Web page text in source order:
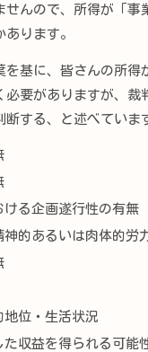
んので、所得が「事
あります。
基に、皆さんの所得
必要がありますが、
する、と述べていま
る企画遂行性の有無
的あるいは肉体的労
位・生活状況
収益を得られる可能